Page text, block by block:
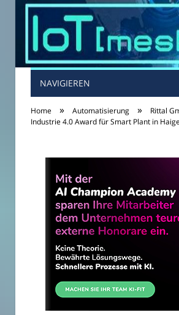
NAVIGIEREN
Home » Automatisierung »
Rittal
Industrie 4.0 Award für Smart Plant in